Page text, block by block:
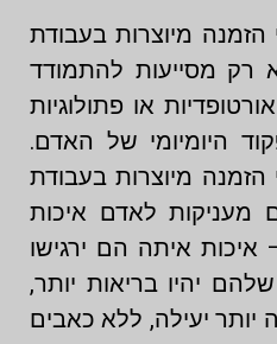
הזמנה מיוצרות בעבודת
רק מסייעות להתמודד
או פתולוגיות
היומיומי של האדם.
הזמנה מיוצרות בעבודת
מעניקות לאדם איכות
איכות איתה הם ירגישו
יהיו בריאות יותר,
יותר יעילה, ללא כאבים